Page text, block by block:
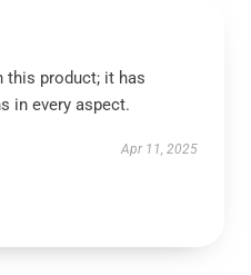
this product; it has
in every aspect.
Apr 11, 2025